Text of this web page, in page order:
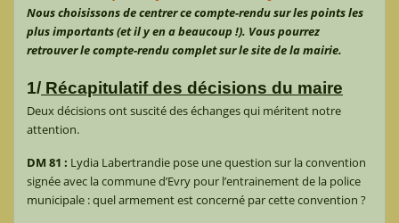
Nous choisissons de centrer ce compte-rendu sur les points les
plus importants (et il y en a beaucoup !). Vous pourrez
retrouver le compte-rendu complet sur le site de la mairie.
1/ Récapitulatif des décisions du maire
Deux décisions ont suscité des échanges qui méritent notre
attention.
DM 81 : Lydia Labertrandie pose une question sur la convention
signée avec la commune d’Evry pour l’entrainement de la police
municipale : quel armement est concerné par cette convention ?